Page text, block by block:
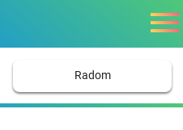
Radom